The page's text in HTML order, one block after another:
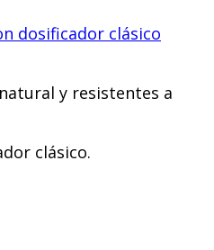
y resistentes a
clásico.